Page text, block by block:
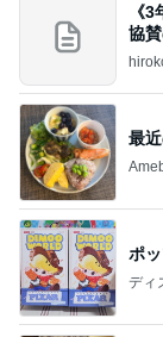
《
協
すぎ
最
ポ
ディ